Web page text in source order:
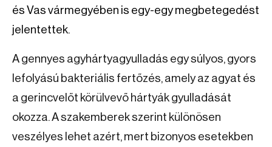
és Vas vármegyében is egy-egy megbetegedést
jelentettek.
A gennyes agyhártyagyulladás egy súlyos, gyors
lefolyású bakteriális fertőzés, amely az agyat és
a gerincvelőt körülvevő hártyák gyulladását
okozza. A szakemberek szerint különösen
veszélyes lehet azért, mert bizonyos esetekben